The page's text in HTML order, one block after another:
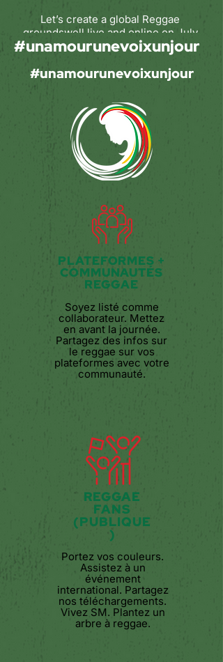
Let’s create a global Reggae
groundswell live and online on July
1.
#unamourunevoixunjour
#unamourunevoixunjour
Soyez listé comme
collaborateur. Mettez
en avant la journée.
Partagez des infos sur
le reggae sur vos
plateformes avec votre
communauté.
PLATEFORMES +
COMMUNAUTÉS
REGGAE
Portez vos couleurs.
Assistez à un
événement
international. Partagez
nos téléchargements.
Vivez SM. Plantez un
arbre à reggae.
REGGAE
FANS
(PUBLIQUE
)